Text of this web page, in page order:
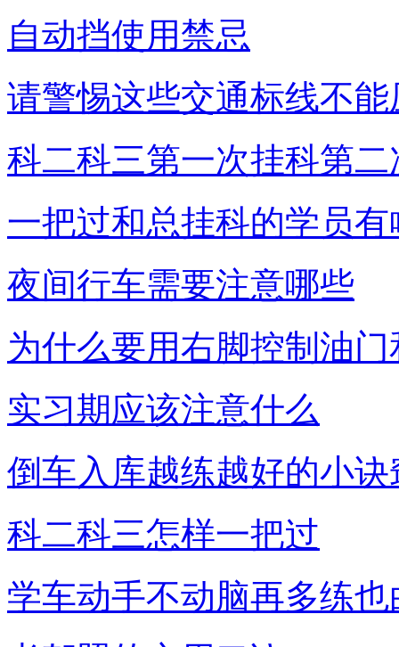
自动挡使用禁忌
请警惕这些交通标线不能
科二科三第一次挂科第
一把过和总挂科的学员有
夜间行车需要注意哪些
为什么要用右脚控制油
实习期应该注意什么
倒车入库越练越好的小诀
科二科三怎样一把过
学车动手不动脑再多练也